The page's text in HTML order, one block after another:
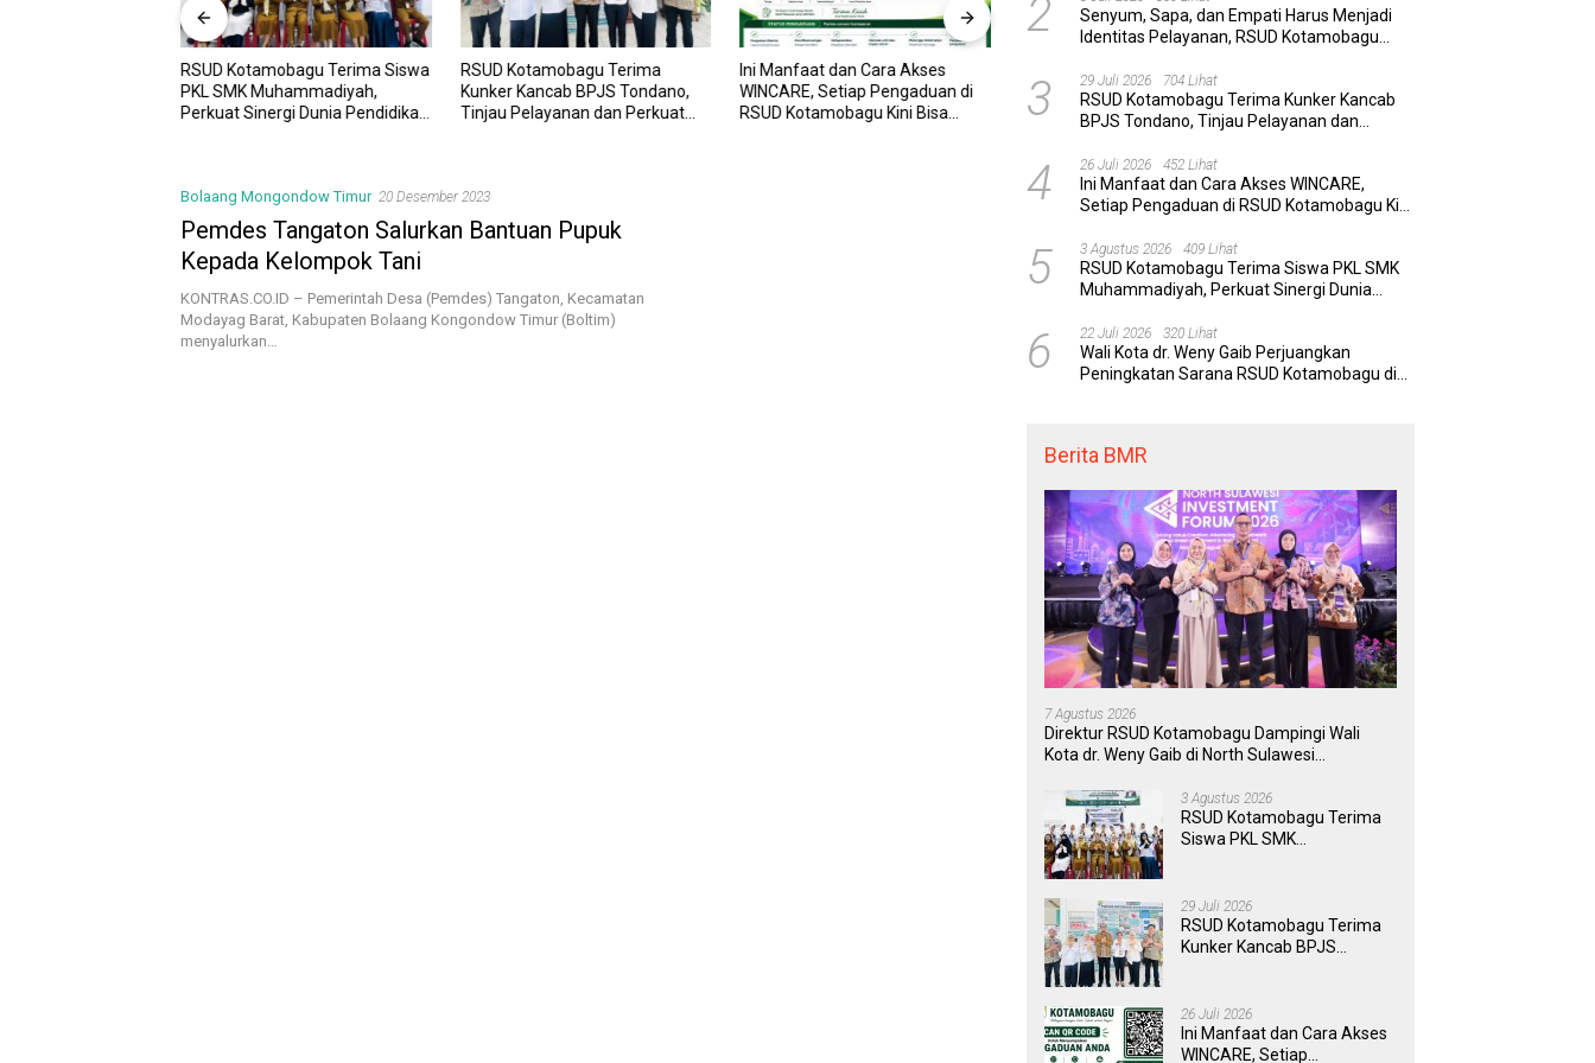
RSUD Kotamobagu Terima Siswa
PKL SMK Muhammadiyah,
Perkuat Sinergi Dunia Pendidikan
RSUD Kotamobagu Terima
Kunker Kancab BPJS Tondano,
Tinjau Pelayanan dan Perkuat
Ini Manfaat dan Cara Akses
WINCARE, Setiap Pengaduan di
RSUD Kotamobagu Kini Bisa
RSUD Kotamobagu Hadirkan
WINCARE, Terobosan Digital
untuk Pengaduan Masyarakat
dan Pegawai yang Cepat,
Transparan, dan Responsif
Mongondow Selatan: Jejak
Seorang Bunda Pembaharu dan
Bolaang Mongondow Timur 20 Desember 2023
Pemdes Tangaton Salurkan Bantuan Pupuk
Kepada Kelompok Tani
KONTRAS.CO.ID – Pemerintah Desa (Pemdes) Tangaton, Kecamatan
Modayag Barat, Kabupaten Bolaang Kongondow Timur (Boltim)
menyalurkan…
2
Senyum, Sapa, dan Empati Harus Menjadi
Identitas Pelayanan, RSUD Kotamobagu
3 29 Juli 2026 704 Lihat
RSUD Kotamobagu Terima Kunker Kancab
BPJS Tondano, Tinjau Pelayanan dan
4 26 Juli 2026 452 Lihat
Ini Manfaat dan Cara Akses WINCARE,
Setiap Pengaduan di RSUD Kotamobagu Kini
5 3 Agustus 2026 409 Lihat
RSUD Kotamobagu Terima Siswa PKL SMK
Muhammadiyah, Perkuat Sinergi Dunia
6 22 Juli 2026 320 Lihat
Wali Kota dr. Weny Gaib Perjuangkan
Peningkatan Sarana RSUD Kotamobagu di
Berita BMR
7 Agustus 2026
Direktur RSUD Kotamobagu Dampingi Wali
Kota dr. Weny Gaib di North Sulawesi
3 Agustus 2026
RSUD Kotamobagu Terima
Siswa PKL SMK
dan Layanan Kesehatan
29 Juli 2026
RSUD Kotamobagu Terima
Kunker Kancab BPJS
Wujudkan UHC
26 Juli 2026
Ini Manfaat dan Cara Akses
WINCARE, Setiap